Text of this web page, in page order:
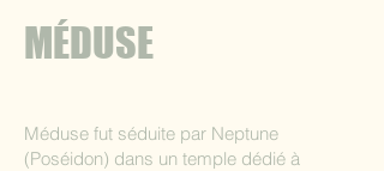
MÉDUSE
Méduse fut séduite par Neptune
(Poséidon) dans un temple dédié à